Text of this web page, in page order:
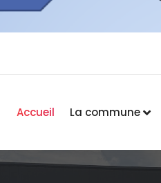
Accueil La commune